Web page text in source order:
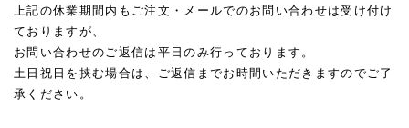
上記の休業期間内もご注文・メールでのお問い合わせは受け付け
ておりますが、
お問い合わせのご返信は平日のみ行っております。
土日祝日を挟む場合は、ご返信までお時間いただきますのでご了
承ください。